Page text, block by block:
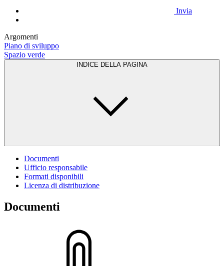
Invia
Argomenti
Piano di sviluppo
Spazio verde
INDICE DELLA PAGINA
Documenti
Ufficio responsabile
Formati disponibili
Licenza di distribuzione
Documenti